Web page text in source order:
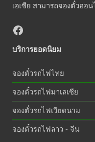
เอเซีย สามารถจองตั๋วออ
บริการยอดนิยม
จองตั๋วรถไฟไทย
จองตั๋วรถไฟมาเลเซีย
จองตั๋วรถไฟเวียดนาม
จองตั๋วรถไฟลาว - จีน